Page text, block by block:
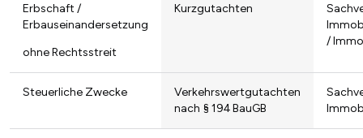
Erbschaft /
Erbauseinandersetzung
ohne Rechtsstreit
Kurzgutachten
/
Steuerliche Zwecke
Verkehrswertgutachten
nach § 194 BauGB